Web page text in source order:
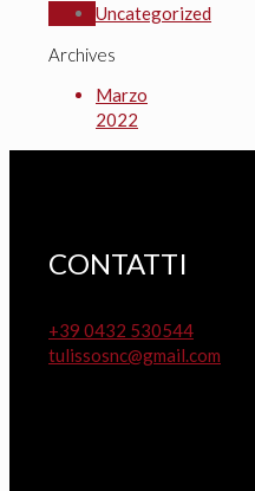
Uncategorized
Archives
Marzo
2022
CONTATTI
+39 0432 530544
tulissosnc@gmail.com